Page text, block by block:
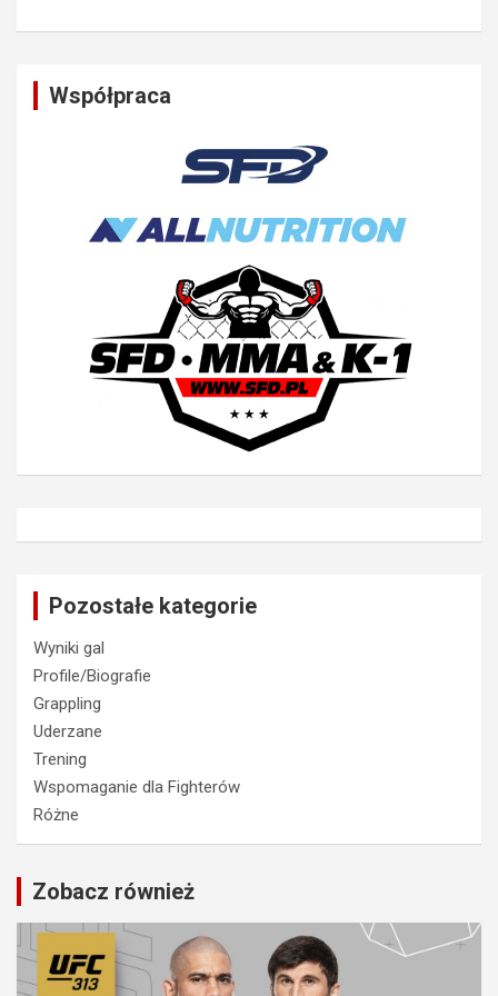
Współpraca
Pozostałe kategorie
Wyniki gal
Profile/Biografie
Grappling
Uderzane
Trening
Wspomaganie dla Fighterów
Różne
Zobacz również